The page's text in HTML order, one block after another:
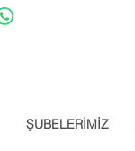
ŞUBELERİMİZ